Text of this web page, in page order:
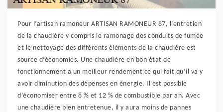
Pour l’artisan ramoneur ARTISAN RAMONEUR 87, l’entretien
de la chaudière y compris le ramonage des conduits de fumée
et le nettoyage des différents éléments de la chaudière est
source d’économies. Une chaudière en bon état de
fonctionnement a un meilleur rendement ce qui fait qu’il va y
avoir diminution des dépenses en énergie. Il est possible
d’économiser entre 8 % et 12 % de combustible par an. Avec
une chaudière bien entretenue, il y aura moins de pannes